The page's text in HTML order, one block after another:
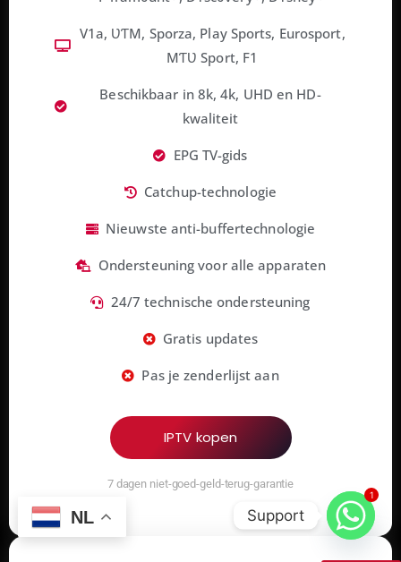
V1a, ƲƬM, Sporza, Play Sports, Eurosport,
MƬƲ Sport, F1
Beschikbaar in 8k, 4k, UHD en HD-
kwaliteit
EPG TV-gids
Catchup-technologie
Nieuwste anti-buffertechnologie
Ondersteuning voor alle apparaten
24/7 technische ondersteuning
Gratis updates
Pas je zenderlijst aan
IPTV kopen
7 dagen niet-goed-geld-terug-garantie
NL
1
Support